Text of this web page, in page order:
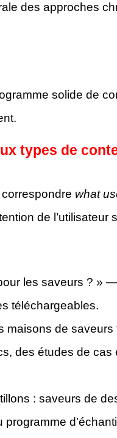
des approches
solide de
types de
what
de
les saveurs ? »
téléchargeables.
maisons de saveurs
des études de cas
: saveurs de